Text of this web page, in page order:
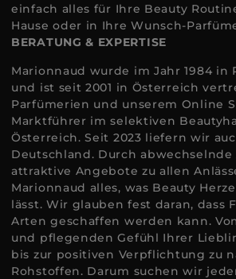
einfach alles für Ihre Beauty
Hause oder in Ihre Wunsch-
BERATUNG & EXPERTISE
Marionnaud wurde im Jahr 1984 in
und ist seit 2001 in Österreich
Parfümerien und unserem Online
Marktführer im selektiven
Österreich. Seit 2023 liefern wir
Deutschland. Durch
attraktive Angebote zu allen
Marionnaud alles, was Beauty
lässt. Wir glauben fest daran, dass
Arten geschaffen werden kann.
und pflegenden Gefühl Ihrer
bis zur positiven Verpflichtung zu
Rohstoffen. Darum suchen wir